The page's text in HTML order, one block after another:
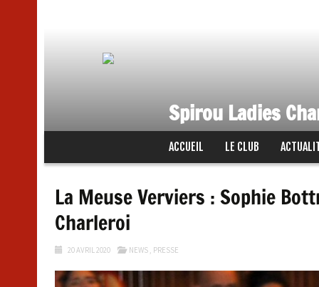
Spirou Ladies
ACCUEIL LE CLUB
La Meuse Verviers : Sophie
Charleroi
20 AVRIL 2020 NEWS , PRESSE